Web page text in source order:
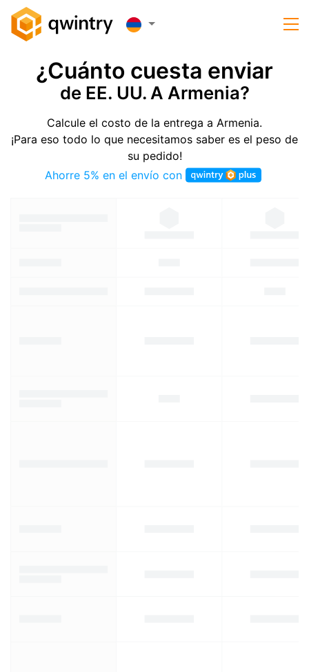
¿Cuánto cuesta enviar
de EE. UU. A Armenia?
Calcule el costo de la entrega a Armenia.
¡Para eso todo lo que necesitamos saber es el peso de
su pedido!
Ahorre 5% en el envío con